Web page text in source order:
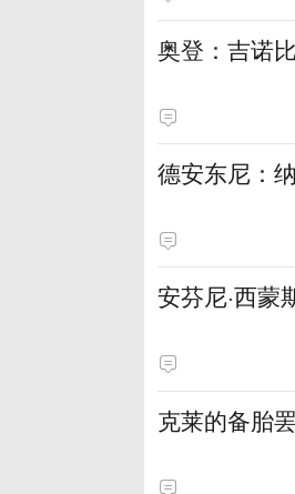
奥登：吉诺
德安东尼：
安芬尼·西蒙
克莱的备胎